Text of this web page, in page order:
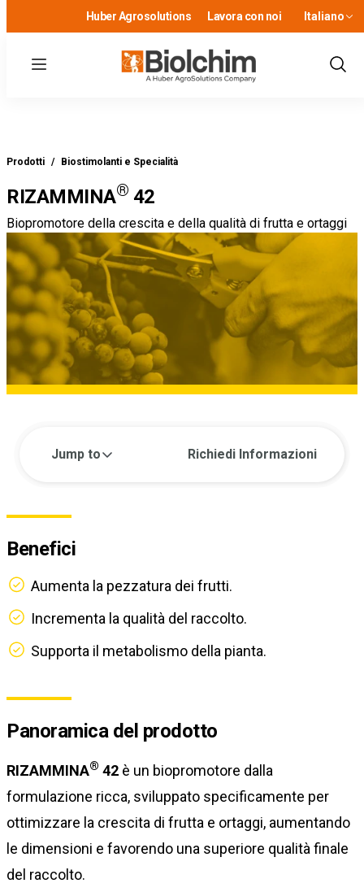
Huber Agrosolutions Lavora con noi Italiano
Menu
Show
Prodotti / Biostimolanti e Specialità
RIZAMMINA® 42
Biopromotore della crescita e della qualità di frutta e ortaggi
Jump to Richiedi Informazioni
Benefici
Aumenta la pezzatura dei frutti.
Incrementa la qualità del raccolto.
Supporta il metabolismo della pianta.
Panoramica del prodotto
RIZAMMINA® 42 è un biopromotore dalla
formulazione ricca, sviluppato specificamente per
ottimizzare la crescita di frutta e ortaggi, aumentando
le dimensioni e favorendo una superiore qualità finale
del raccolto.